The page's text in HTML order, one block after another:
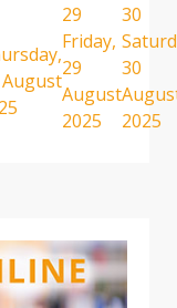
August
29
Friday,
29
August
2025
30
30
2025